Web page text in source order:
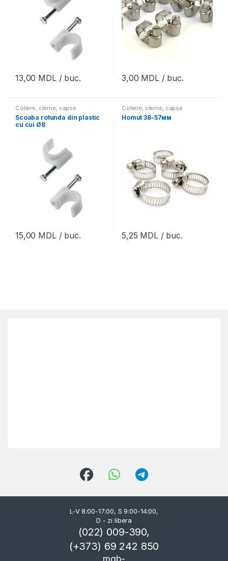
13,00 MDL/ buc. 3,00 MDL/ buc.
Coliere, cleme, capse
Scoaba rotunda din plastic
cu cui Ø8
15,00 MDL/ buc.
Coliere, cleme, capse
Homut 38-57мм
5,25 MDL/ buc.
L-V 8:00-17:00, S 9:00-14:00,
D - zi libera
(022) 009-390,
(+373) 69 242 850
mgb-